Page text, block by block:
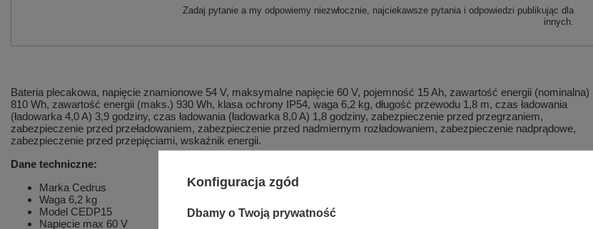
Zadaj pytanie a my odpowiemy niezwłocznie, najciekawsze pytania i odpowiedzi publikując dla
innych.
Bateria plecakowa, napięcie znamionowe 54 V, maksymalne napięcie 60 V, pojemność 15 Ah, zawartość energii (nominalna)
810 Wh, zawartość energii (maks.) 930 Wh, klasa ochrony IP54, waga 6,2 kg, długość przewodu 1,8 m, czas ładowania
(ładowarka 4,0 A) 3,9 godziny, czas ładowania (ładowarka 8,0 A) 1,8 godziny, zabezpieczenie przed przegrzaniem,
zabezpieczenie przed przeładowaniem, zabezpieczenie przed nadmiernym rozładowaniem, zabezpieczenie nadprądowe,
zabezpieczenie przed przepięciami, wskaźnik energii.
Dane techniczne:
Marka Cedrus
Waga 6,2 kg
Model CEDP15
Napięcie max 60 V
Konfiguracja zgód
Dbamy o Twoją prywatność